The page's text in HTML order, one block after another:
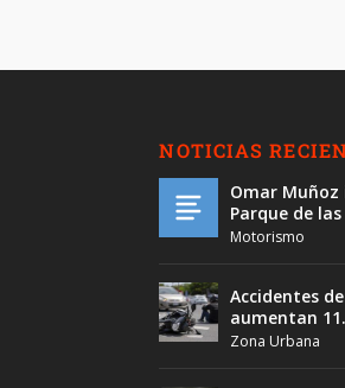
NOTICIAS
Omar
Parque de
Motorismo
Accidentes
aumentan
Zona Urbana